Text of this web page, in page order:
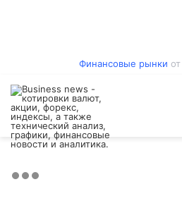
Финансовые рынки